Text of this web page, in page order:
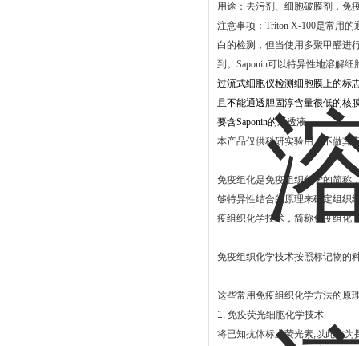
用途：去污剂、细胞破膜剂，免
注意事项：Triton X-100是常用
白的检测，但当使用多聚甲醛进
到。Saponin可以特异性地溶解细
过流式细胞仪检测细胞膜上的标
且不能通透胆固淳含量很低的核
要含Saponin的通透液。
本产品仅供科研实验用，不做其
免疫组化是免疫组织化学的简称
够特异性结合的原理来确定组织
疫组织化学技术，简称免疫组化
免疫组织化学技术按照标记物的
这些常用免疫组织化学方法的原
1. 免疫荧光细胞化学技术
将已知抗体标上荧光素,以此作